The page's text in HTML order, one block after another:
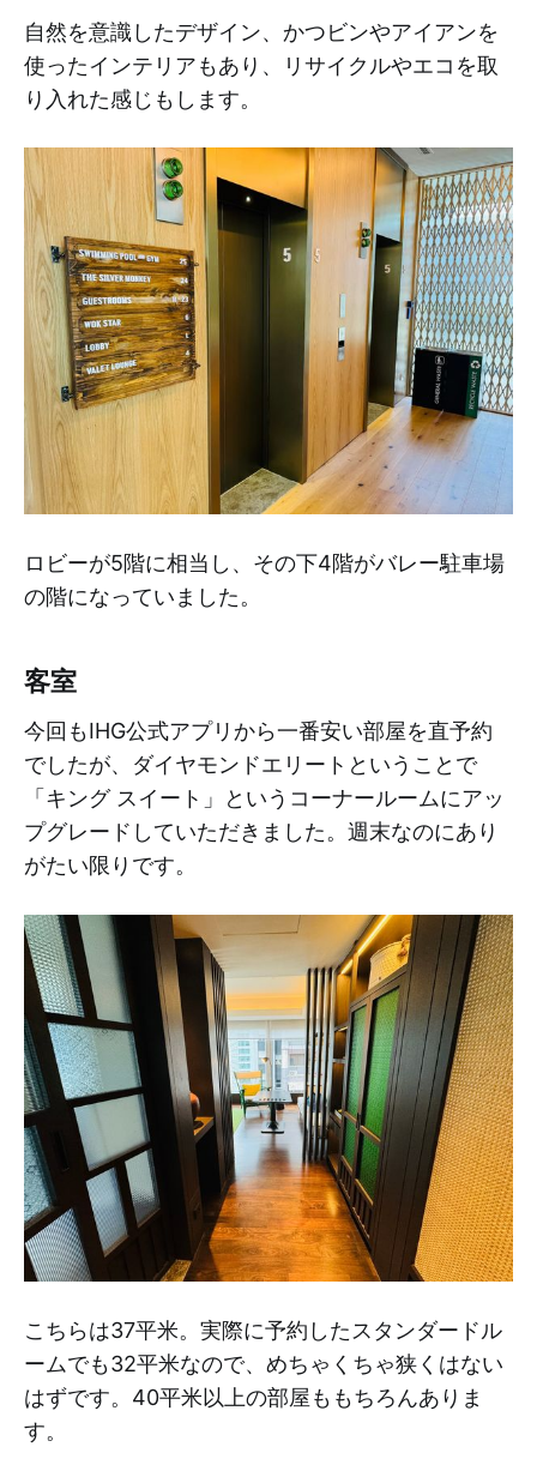
自然を意識したデザイン、かつビンやアイアンを
使ったインテリアもあり、リサイクルやエコを取
り入れた感じもします。
ロビーが5階に相当し、その下4階がバレー駐車場
の階になっていました。
客室
今回もIHG公式アプリから一番安い部屋を直予約
でしたが、ダイヤモンドエリートということで
「キング スイート」というコーナールームにアッ
プグレードしていただきました。週末なのにあり
がたい限りです。
こちらは37平米。実際に予約したスタンダードル
ームでも32平米なので、めちゃくちゃ狭くはない
はずです。40平米以上の部屋ももちろんありま
す。